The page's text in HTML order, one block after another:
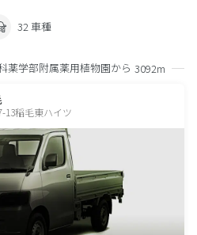
32 車種
薬学部附属薬用植物園から 3092m
13稲毛東ハイツ